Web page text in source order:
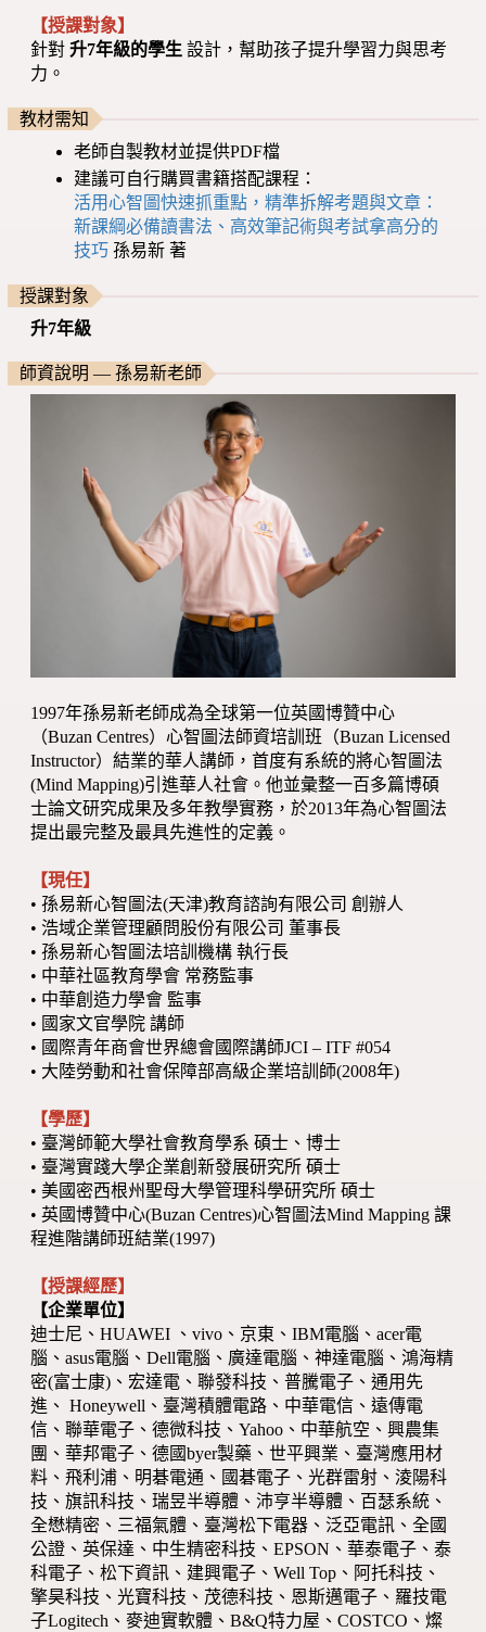
【授課對象】
針對升7年級的學生 設計，幫助孩子提升學習力與思考
力。
教材需知
老師自製教材並提供PDF檔
建議可自行購買書籍搭配課程：
活用心智圖快速抓重點，精準拆解考題與文章：
新課綱必備讀書法、高效筆記術與考試拿高分的
技巧 孫易新 著
授課對象
升7年級
師資說明 — 孫易新老師
1997年孫易新老師成為全球第一位英國博贊中心
（Buzan Centres）心智圖法師資培訓班（Buzan Licensed
Instructor）結業的華人講師，首度有系統的將心智圖法
(Mind Mapping)引進華人社會。他並彙整一百多篇博碩
士論文研究成果及多年教學實務，於2013年為心智圖法
提出最完整及最具先進性的定義。
【現任】
• 孫易新心智圖法(天津)教育諮詢有限公司 創辦人
• 浩域企業管理顧問股份有限公司 董事長
• 孫易新心智圖法培訓機構 執行長
• 中華社區教育學會 常務監事
• 中華創造力學會 監事
• 國家文官學院 講師
• 國際青年商會世界總會國際講師JCI – ITF #054
• 大陸勞動和社會保障部高級企業培訓師(2008年)
【學歷】
• 臺灣師範大學社會教育學系 碩士、博士
• 臺灣實踐大學企業創新發展研究所 碩士
• 美國密西根州聖母大學管理科學研究所 碩士
• 英國博贊中心(Buzan Centres)心智圖法Mind Mapping 課
程進階講師班結業(1997)
【授課經歷】
【企業單位】
迪士尼、HUAWEI 、vivo、京東、IBM電腦、acer電
腦、asus電腦、Dell電腦、廣達電腦、神達電腦、鴻海精
密(富士康)、宏達電、聯發科技、普騰電子、通用先
進、 Honeywell、臺灣積體電路、中華電信、遠傳電
信、聯華電子、德微科技、Yahoo、中華航空、興農集
團、華邦電子、德國byer製藥、世平興業、臺灣應用材
料、飛利浦、明碁電通、國碁電子、光群雷射、淩陽科
技、旗訊科技、瑞昱半導體、沛亨半導體、百瑟系統、
全懋精密、三福氣體、臺灣松下電器、泛亞電訊、全國
公證、英保達、中生精密科技、EPSON、華泰電子、泰
科電子、松下資訊、建興電子、Well Top、阿托科技、
擎昊科技、光寶科技、茂德科技、恩斯邁電子、羅技電
子Logitech、麥迪實軟體、B&Q特力屋、COSTCO、燦